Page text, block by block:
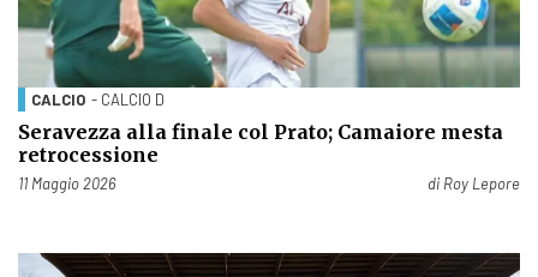
CALCIO - CALCIO D
Seravezza alla finale col Prato; Camaiore mesta
retrocessione
Pubblicato il
11 Maggio 2026 di Roy Lepore